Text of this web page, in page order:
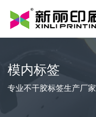
模内标签
专业不干胶标签生产厂家